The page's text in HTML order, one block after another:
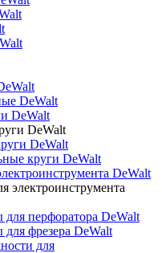
DeWalt
DeWalt
DeWalt
DeWalt
круги DeWalt
DeWalt
электроинструмента
для перфоратора DeWalt
для фрезера DeWalt
для